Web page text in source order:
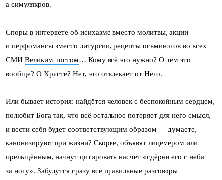
а симулякров.
Споры в интернете об исихазме вместо молитвы, акции
и перфомансы вместо литургии, рецепты осьминогов во всех
СМИ Великим постом… Кому всё это нужно? О чём это
вообще? О Христе? Нет, это отвлекает от Него.
Или бывает история: найдётся человек с беспокойным сердцем,
полюбит Бога так, что всё остальное потеряет для него смысл,
и вести себя будет соответствующим образом — думаете,
канонизируют при жизни? Скорее, объявят лицемером или
прельщённым, начнут цитировать насчёт «сдёрни его с неба
за ногу». Забудутся сразу все правильные разговоры